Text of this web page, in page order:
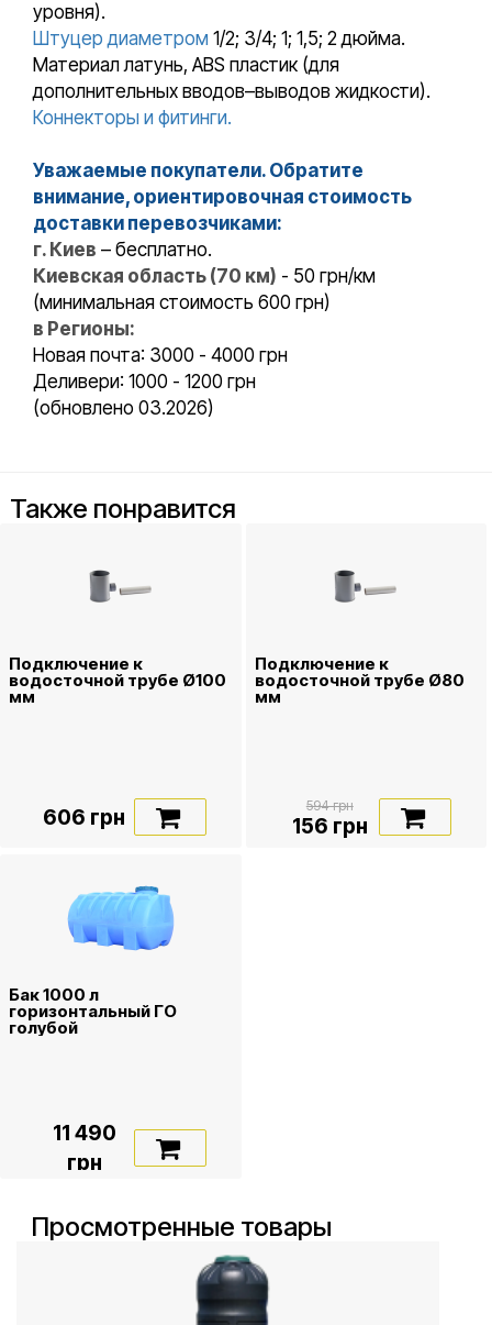
уровня).
Штуцер диаметром 1/2; 3/4; 1; 1,5; 2 дюйма.
Материал латунь, ABS пластик (для
дополнительных вводов–выводов жидкости).
Коннекторы и фитинги.
Уважаемые покупатели. Обратите
внимание, ориентировочная стоимость
доставки перевозчиками:
г. Киев – бесплатно.
Киевская область (70 км) - 50 грн/км
(минимальная стоимость 600 грн)
в Регионы:
Новая почта: 3000 - 4000 грн
Деливери: 1000 - 1200 грн
(обновлено 03.2026)
Также понравится
Подключение к
водосточной трубе Ø100
мм
606 грн
Подключение к
водосточной трубе Ø80
мм
156 грн
594 грн
Бак 1000 л
горизонтальный ГО
голубой
11 490
грн
Просмотренные товары